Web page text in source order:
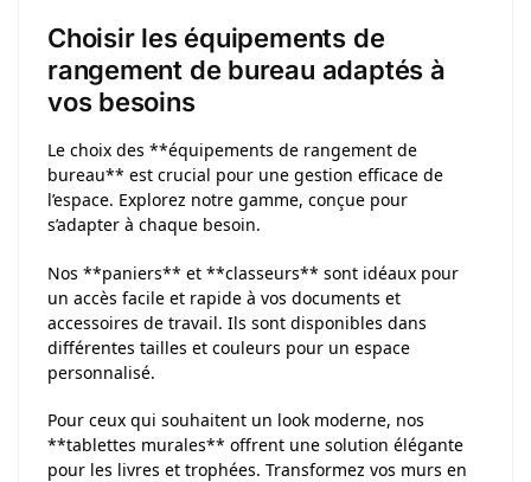
Choisir les équipements de
rangement de bureau adaptés à
vos besoins
Le choix des **équipements de rangement de
bureau** est crucial pour une gestion efficace de
l’espace. Explorez notre gamme, conçue pour
s’adapter à chaque besoin.
Nos **paniers** et **classeurs** sont idéaux pour
un accès facile et rapide à vos documents et
accessoires de travail. Ils sont disponibles dans
différentes tailles et couleurs pour un espace
personnalisé.
Pour ceux qui souhaitent un look moderne, nos
**tablettes murales** offrent une solution élégante
pour les livres et trophées. Transformez vos murs en